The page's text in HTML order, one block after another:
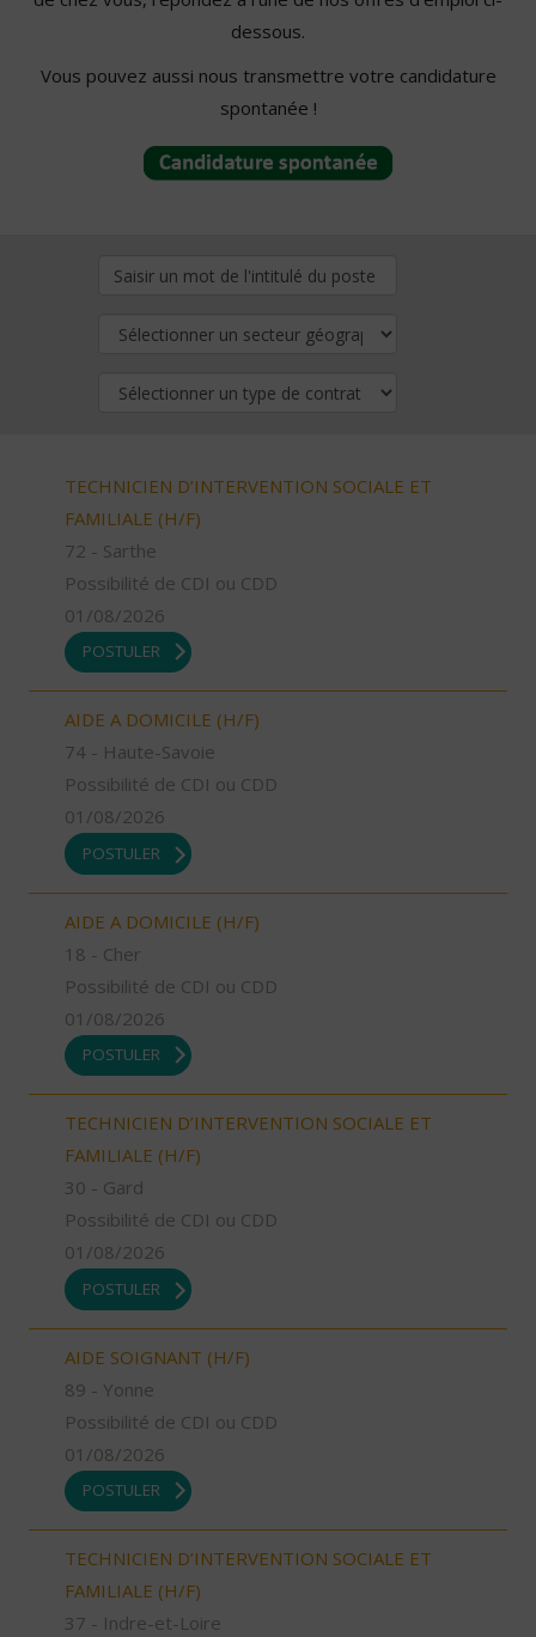
dessous.
Vous pouvez aussi nous transmettre votre candidature
spontanée !
TECHNICIEN D’INTERVENTION SOCIALE ET
FAMILIALE (H/F)
72 - Sarthe
Possibilité de CDI ou CDD
01/08/2026
POSTULER
AIDE A DOMICILE (H/F)
74 - Haute-Savoie
Possibilité de CDI ou CDD
01/08/2026
POSTULER
AIDE A DOMICILE (H/F)
18 - Cher
Possibilité de CDI ou CDD
01/08/2026
POSTULER
TECHNICIEN D’INTERVENTION SOCIALE ET
FAMILIALE (H/F)
30 - Gard
Possibilité de CDI ou CDD
01/08/2026
POSTULER
AIDE SOIGNANT (H/F)
89 - Yonne
Possibilité de CDI ou CDD
01/08/2026
POSTULER
TECHNICIEN D’INTERVENTION SOCIALE ET
FAMILIALE (H/F)
37 - Indre-et-Loire